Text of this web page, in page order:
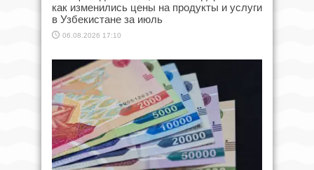
как изменились цены на продукты и услуги
в Узбекистане за июль
06.08.2026 17:10